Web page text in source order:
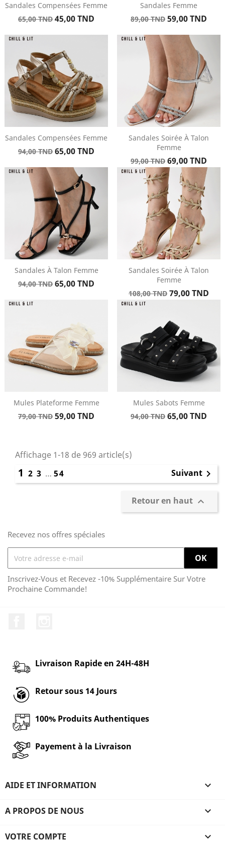
Sandales Compensées Femme
Prix
base
65,00 TND Prix
45,00 TND
Sandales Femme
Prix
base
89,00 TND Prix
59,00 TND
Sandales Compensées Femme
Prix
base
94,00 TND Prix
65,00 TND
Sandales Soirée À Talon
Femme
Prix
de
base
99,00 TND Prix
69,00 TND
Sandales À Talon Femme
Prix
base
94,00 TND Prix
65,00 TND
Sandales Soirée À Talon
Femme
Prix
de
108,00 TND Prix
79,00 TND
Mules Plateforme Femme
Prix
79,00 TND Prix
59,00 TND
Mules Sabots Femme
Prix
94,00 TND Prix
65,00 TND
Affichage 1-18 de 969 article(s)
1 2 3 … 54 Suivant 
Retour en haut 
Recevez nos offres spéciales
Inscrivez-Vous et Recevez -10% Supplémentaire Sur Votre
Prochaine Commande!
Livraison Rapide en 24H-48H
Retour sous 14 Jours
100% Produits Authentiques
Payement à la Livraison
AIDE ET INFORMATION 
A PROPOS DE NOUS 
VOTRE COMPTE 